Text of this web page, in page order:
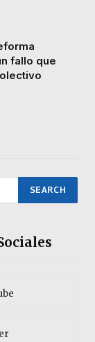
fallo que